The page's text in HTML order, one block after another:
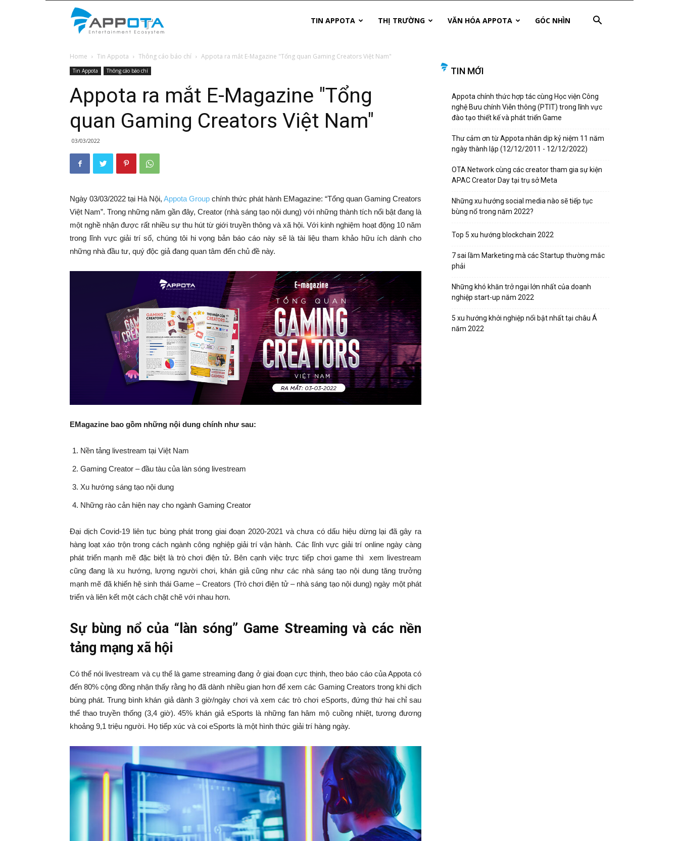
News
TIN APPOTA THỊ TRƯỜNG VĂN HÓA APPOTA GÓC NHÌN
Home Tin Appota Thông cáo báo chí Appota ra mắt E-Magazine "Tổng quan Gaming Creators Việt Nam"
Tin Appota Thông cáo báo chí
Appota ra mắt E-Magazine "Tổng
quan Gaming Creators Việt Nam"
03/03/2022
Ngày 03/03/2022 tại Hà Nội, Appota Group chính thức phát hành EMagazine: “Tổng quan Gaming Creators
Việt Nam”. Trong những năm gần đây, Creator (nhà sáng tạo nội dung) với những thành tích nổi bật đang là
một nghề nhận được rất nhiều sự thu hút từ giới truyền thông và xã hội. Với kinh nghiệm hoạt động 10 năm
trong lĩnh vực giải trí số, chúng tôi hi vọng bản báo cáo này sẽ là tài liệu tham khảo hữu ích dành cho
những nhà đầu tư, quý độc giả đang quan tâm đến chủ đề này.
EMagazine bao gồm những nội dung chính như sau:
Nền tảng livestream tại Việt Nam
Gaming Creator – đầu tàu của làn sóng livestream
Xu hướng sáng tạo nội dung
Những rào cản hiện nay cho ngành Gaming Creator
Đại dịch Covid-19 liên tục bùng phát trong giai đoạn 2020-2021 và chưa có dấu hiệu dừng lại đã gây ra
hàng loạt xáo trộn trong cách ngành công nghiệp giải trí vận hành. Các lĩnh vực giải trí online ngày càng
phát triển mạnh mẽ đặc biệt là trò chơi điện tử. Bên cạnh việc trực tiếp chơi game thì xem livestream
cũng đang là xu hướng, lượng người chơi, khán giả cũng như các nhà sáng tạo nội dung tăng trưởng
mạnh mẽ đã khiến hệ sinh thái Game – Creators (Trò chơi điện tử – nhà sáng tạo nội dung) ngày một phát
triển và liên kết một cách chặt chẽ với nhau hơn.
Sự bùng nổ của “làn sóng” Game Streaming và các nền
tảng mạng xã hội
Có thể nói livestream và cụ thể là game streaming đang ở giai đoạn cực thịnh, theo báo cáo của Appota có
đến 80% cộng đồng nhận thấy rằng họ đã dành nhiều gian hơn để xem các Gaming Creators trong khi dịch
bùng phát. Trung bình khán giả dành 3 giờ/ngày chơi và xem các trò chơi eSports, đứng thứ hai chỉ sau
thể thao truyền thống (3,4 giờ). 45% khán giả eSports là những fan hâm mộ cuồng nhiệt, tương đương
khoảng 9,1 triệu người. Họ tiếp xúc và coi eSports là một hình thức giải trí hàng ngày.
TIN MỚI
Appota chính thức hợp tác cùng Học viện Công
nghệ Bưu chính Viễn thông (PTIT) trong lĩnh vực
đào tạo thiết kế và phát triển Game
Thư cảm ơn từ Appota nhân dịp kỷ niệm 11 năm
ngày thành lập (12/12/2011 - 12/12/2022)
OTA Network cùng các creator tham gia sự kiện
APAC Creator Day tại trụ sở Meta
Những xu hướng social media nào sẽ tiếp tục
bùng nổ trong năm 2022?
Top 5 xu hướng blockchain 2022
7 sai lầm Marketing mà các Startup thường mắc
phải
Những khó khăn trở ngại lớn nhất của doanh
nghiệp start-up năm 2022
5 xu hướng khởi nghiệp nổi bật nhất tại châu Á
năm 2022